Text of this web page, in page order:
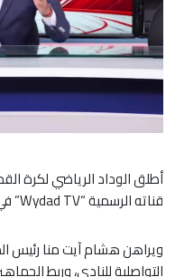
أطلق الوداد الرياضي لكرة
قناته الرسمية “Wydad TV” في حلة رقمية وإعلامية مغايرة تماما.
ويراهن هشام آيت منا رئيس
التواصلية للنادي، وربط